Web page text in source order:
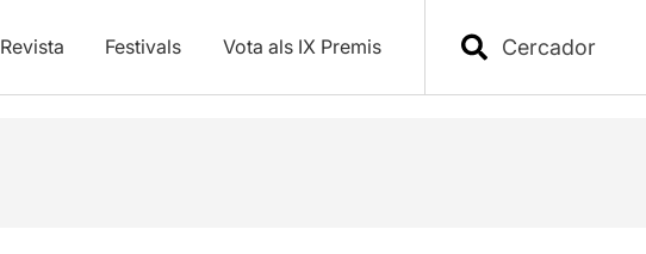
Revista Festivals Vota als IX Premis